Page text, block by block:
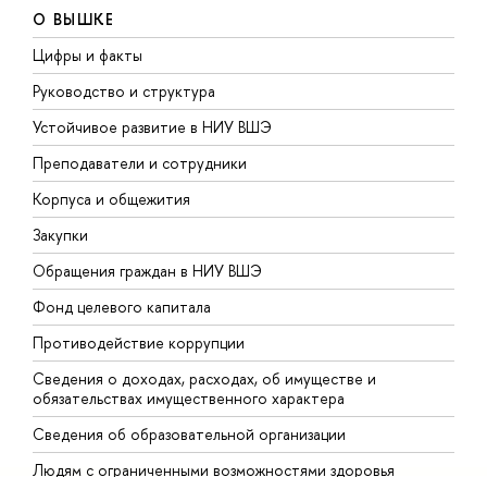
О ВЫШКЕ
Цифры и факты
Руководство и структура
Устойчивое развитие в НИУ ВШЭ
Преподаватели и сотрудники
Корпуса и общежития
Закупки
Обращения граждан в НИУ ВШЭ
Фонд целевого капитала
Противодействие коррупции
Сведения о доходах, расходах, об имуществе и
обязательствах имущественного характера
Сведения об образовательной организации
Людям с ограниченными возможностями здоровья